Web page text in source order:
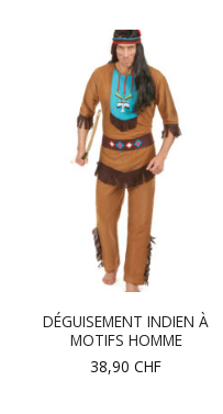
DÉGUISEMENT INDIEN À
MOTIFS HOMME
38,90 CHF